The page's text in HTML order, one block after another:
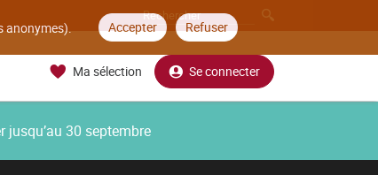
anonymes). Accepter Refuser
Ma sélection Se connecter
30 septembre